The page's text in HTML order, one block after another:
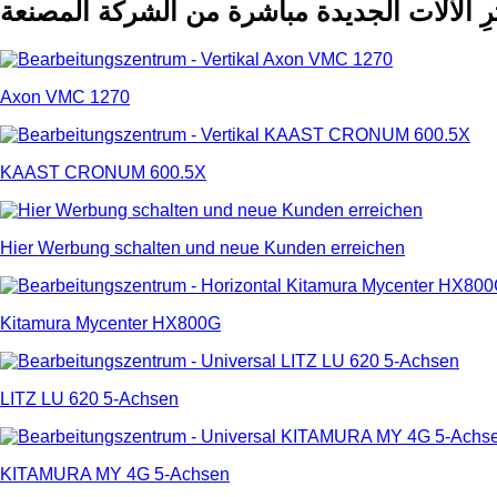
الآلات الجديدة مباشرة من الشركة المصنعة
Axon VMC 1270
KAAST CRONUM 600.5X
Hier Werbung schalten und neue Kunden erreichen
Kitamura Mycenter HX800G
LITZ LU 620 5-Achsen
KITAMURA MY 4G 5-Achsen